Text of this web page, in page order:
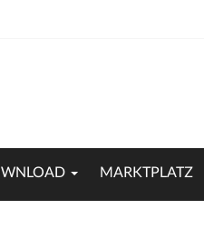
MARKTPLATZ